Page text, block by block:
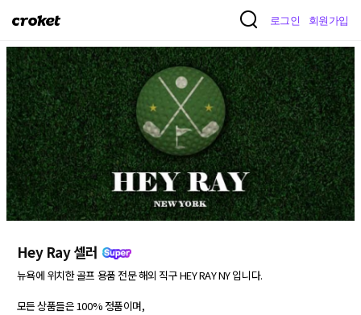
크
켓
로그인 회원가입
Hey Ray 셀러
뉴욕에 위치한 골프 용품 전문 해외 직구 HEY RAY NY 입니다.
모든 상품들은 100% 정품이며,